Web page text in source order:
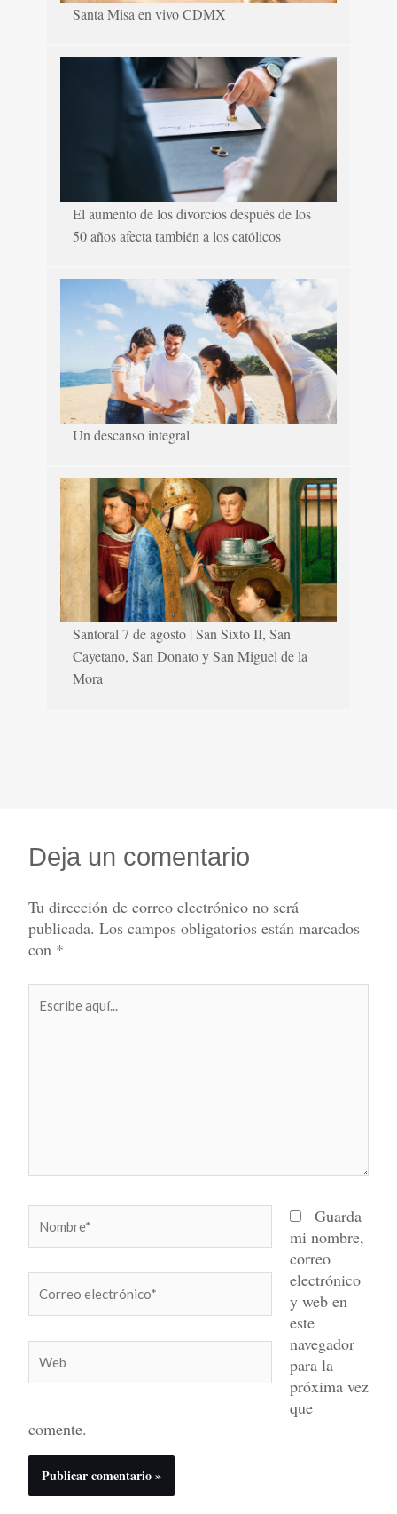
Santa Misa en vivo CDMX
El aumento de los divorcios después de los
50 años afecta también a los católicos
Un descanso integral
Santoral 7 de agosto | San Sixto II, San
Cayetano, San Donato y San Miguel de la
Mora
Deja un comentario
Tu dirección de correo electrónico no será
publicada. Los campos obligatorios están marcados
con *
aquí...
electrónico*
Guarda
mi nombre,
correo
electrónico
y web en
este
navegador
para la
próxima vez
que
comente.